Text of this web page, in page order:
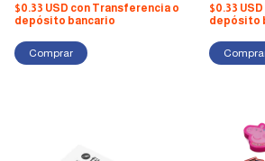
$0.33 USD con Transferencia o
depósito bancario
$0.33 USD
depósito